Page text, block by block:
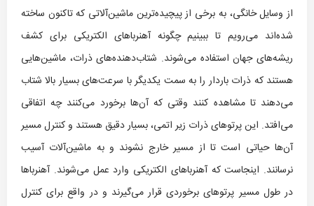
از وسایل خانگی، به برخی از پیچیده‌ترین ماشین‌آلاتی که تاکنون ساخته
شده‌اند می‌رویم تا ببینیم چگونه آهنرباهای الکتریکی برای کشف
ریشه‌های جهان استفاده می‌شوند. شتاب‌دهنده‌های ذرات، ماشین‌هایی
هستند که ذرات باردار را به سمت یکدیگر با سرعت‌های بسیار بالا شتاب
می‌دهند تا مشاهده کنند وقتی که آن‌ها برخورد می‌کنند چه اتفاقی
می‌افتد. این پرتوهای ذرات زیر اتمی، بسیار دقیق هستند و کنترل مسیر
آن‌ها حیاتی است تا از مسیر خارج نشوند و به ماشین‌آلات آسیب
نرسانند. اینجاست که آهنرباهای الکتریکی وارد عمل می‌شوند. آهنرباها
در طول مسیر پرتوهای برخوردی قرار می‌گیرند و در واقع برای کنترل